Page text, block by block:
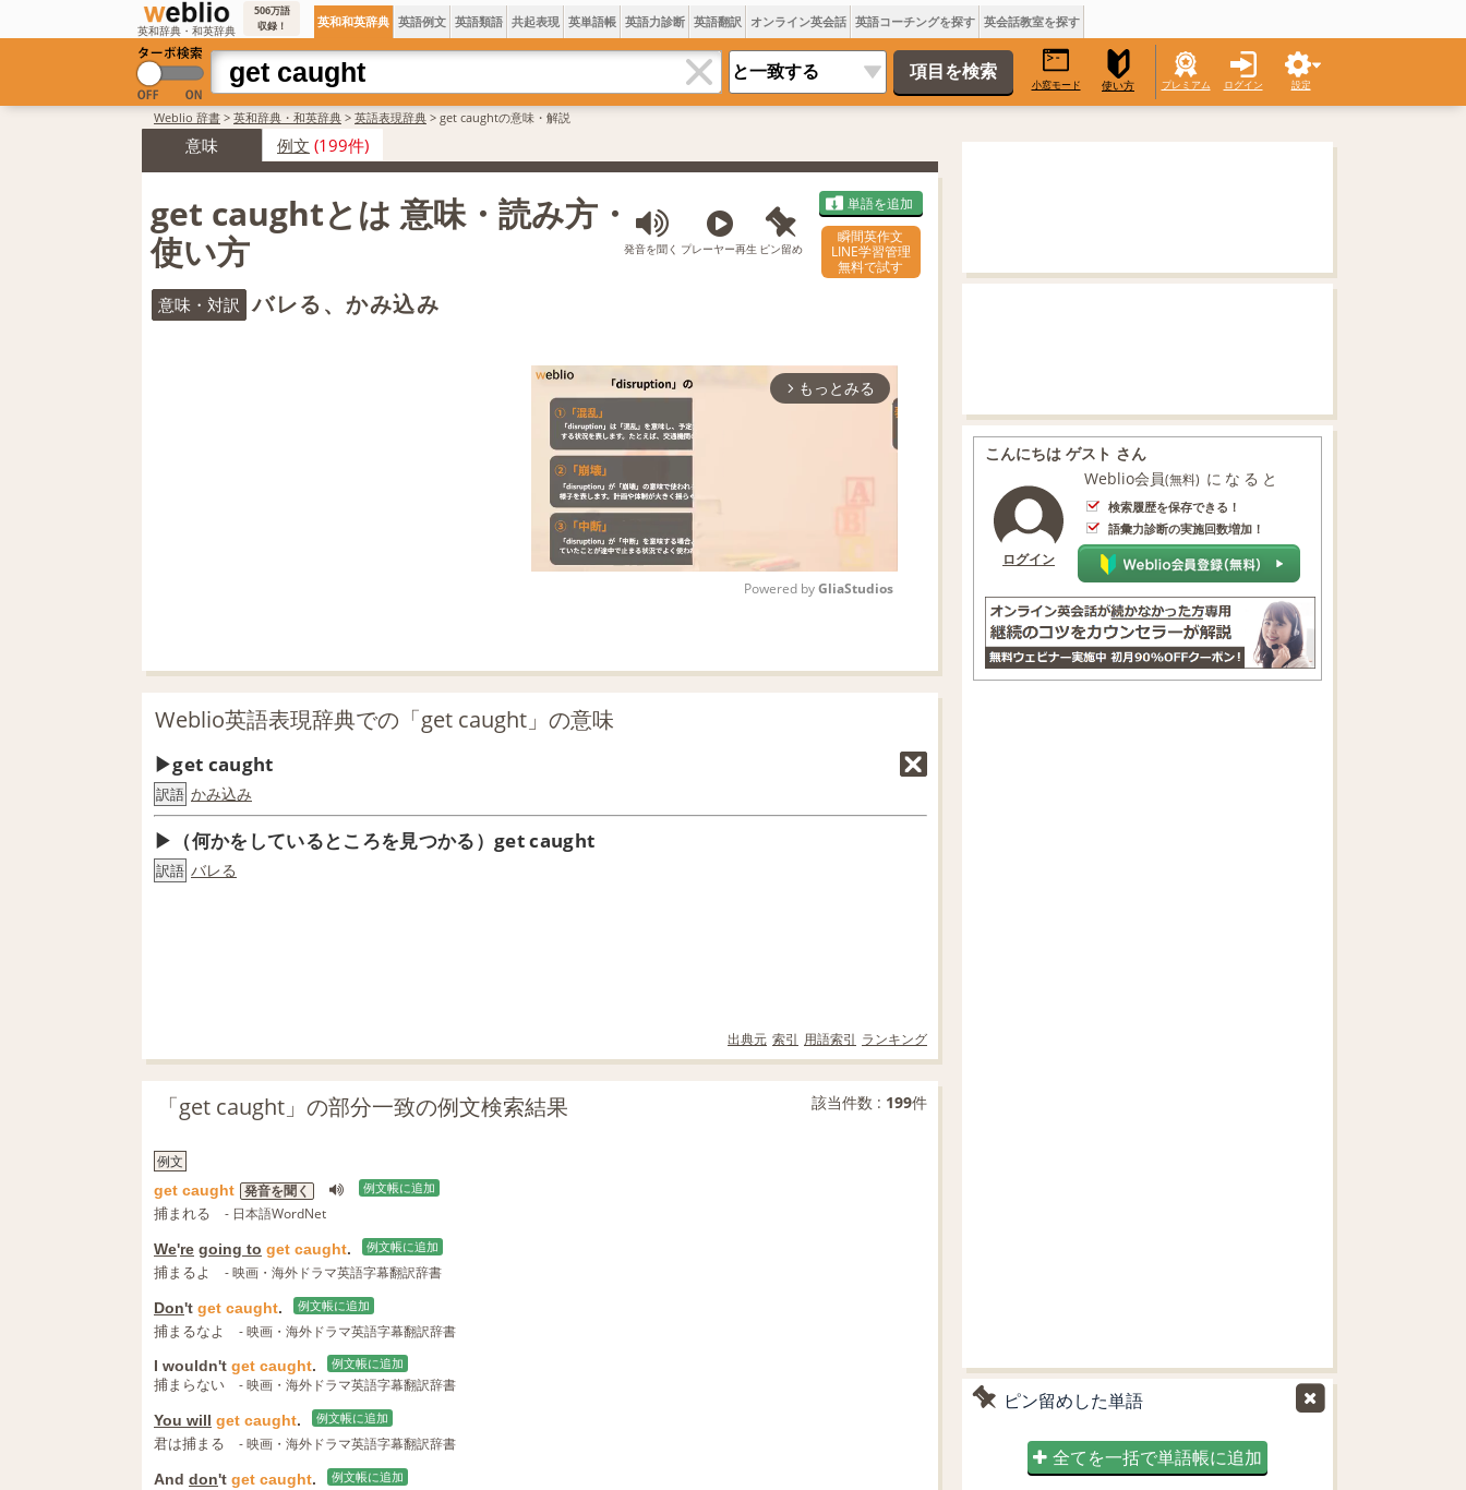
英和辞典・和英辞典
506万語
収録！
英和和英辞典 英語例文 英語類語 共起表現 英単語帳 英語力診断 英語翻訳 オンライン英会話 英語コーチングを探す 英会話教室を探す
小窓モード 使い方 プレミアム ログイン 設定
Weblio 辞書 > 英和辞典・和英辞典 > 英語表現辞典 > get caughtの意味・解説
意味 例文 (199件)
get caughtとは 意味・読み方・
使い方
発音を聞く プレーヤー再生 ピン留め
単語を追加
瞬間英作文
LINE学習管理
無料で試す
意味・対訳 バレる、かみ込み
arrow_forward_ios もっとみる
Powered by GliaStudios
Weblio英語表現辞典での「get caught」の意味
get caught
訳語 かみ込み
（何かをしているところを見つかる）get caught
訳語 バレる
出典元 索引 用語索引 ランキング
「get caught」の部分一致の例文検索結果 該当件数 : 199件
例文
get caught 発音を聞く 例文帳に追加
捕まれる - 日本語WordNet
We're going to get caught. 例文帳に追加
捕まるよ - 映画・海外ドラマ英語字幕翻訳辞書
Don't get caught. 例文帳に追加
捕まるなよ - 映画・海外ドラマ英語字幕翻訳辞書
I wouldn't get caught. 例文帳に追加
捕まらない - 映画・海外ドラマ英語字幕翻訳辞書
You will get caught. 例文帳に追加
君は捕まる - 映画・海外ドラマ英語字幕翻訳辞書
And don't get caught. 例文帳に追加
こんにちは ゲスト さん
ログイン
Weblio会員(無料) になると
検索履歴を保存できる！
語彙力診断の実施回数増加！
ピン留めした単語
全てを一括で単語帳に追加